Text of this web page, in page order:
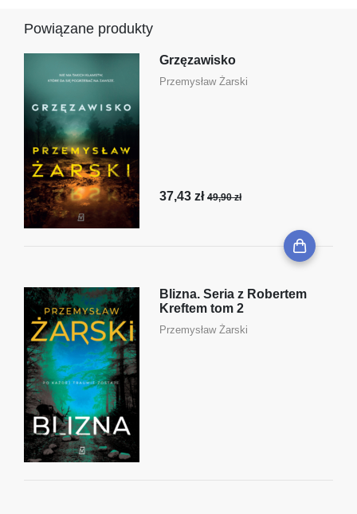
Powiązane produkty
Grzęzawisko
Przemysław Żarski
37,43 zł 49,90 zł
Blizna. Seria z Robertem
Kreftem tom 2
Przemysław Żarski